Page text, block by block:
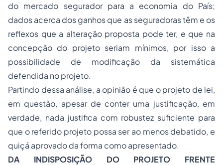
do mercado segurador para a economia do País;
dados acerca dos ganhos que as seguradoras têm e os
reflexos que a alteração proposta pode ter, e que na
concepção do projeto seriam mínimos, por isso a
possibilidade de modificação da sistemática
defendida no projeto.
Partindo dessa análise, a opinião é que o projeto de lei,
em questão, apesar de conter uma justificação, em
verdade, nada justifica com robustez suficiente para
que o referido projeto possa ser ao menos debatido, e
quiçá aprovado da forma como apresentado.
DA INDISPOSIÇÃO DO PROJETO FRENTE